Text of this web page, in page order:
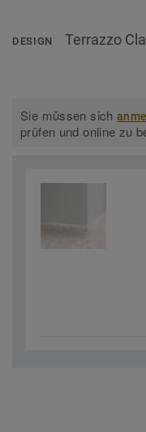
DESIGN Terrazzo
Sie müssen sich
prüfen und online zu